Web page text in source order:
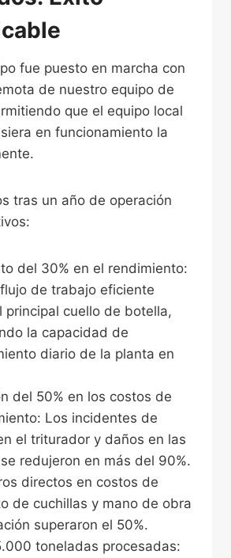
fue puesto en marcha con
de nuestro equipo de
que el equipo local
en funcionamiento la
tras un año de operación
del 30% en el rendimiento:
de trabajo eficiente
principal cuello de botella,
la capacidad de
diario de la planta en
del 50% en los costos de
Los incidentes de
el triturador y daños en las
redujeron en más del 90%.
directos en costos de
de cuchillas y mano de obra
superaron el 50%.
toneladas procesadas: